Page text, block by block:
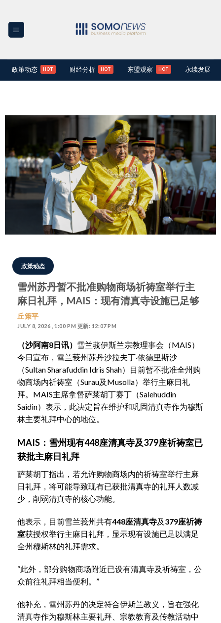
content
政策动态 财经分析 东盟观察 永续发展
政策动态
雪州苏丹暂不批准购物商场祈祷室举行主
麻日礼拜，MAIS：现有清真寺设施已足够
丘策平
JULY 8, 2026 , 1:00 PM 更新: 12:07 PM
（沙阿南8日讯） 雪兰莪伊斯兰宗教理事会（MAIS）
今日宣布，雪兰莪州苏丹沙拉夫丁·依德里斯沙
（Sultan Sharafuddin Idris Shah）目前暂不批准全州购
物商场内祈祷室（Surau及Musolla）举行主麻日礼
拜。MAIS主席拿督萨莱胡丁赛丁（Salehuddin
Saidin）表示，此决定旨在维护和巩固清真寺作为穆斯
林主要礼拜中心的地位。
MAIS：雪州现有448座清真寺及379座祈祷室已
获批主麻日礼拜
萨莱胡丁指出，若允许购物商场内的祈祷室举行主麻
日礼拜，将可能导致现有已获批清真寺的礼拜人数减
少，削弱清真寺的核心功能。
他表示，目前雪兰莪州共有448座清真寺及 379座祈祷
室获授权举行主麻日礼拜，显示现有设施已足以满足
全州穆斯林的礼拜需求。
“此外，部分购物商场附近已设有清真寺及祈祷室，公
众前往礼拜相当便利。”
他补充，雪州苏丹的决定符合伊斯兰教义，旨在强化
清真寺作为穆斯林主要礼拜、宗教教育及传教活动中